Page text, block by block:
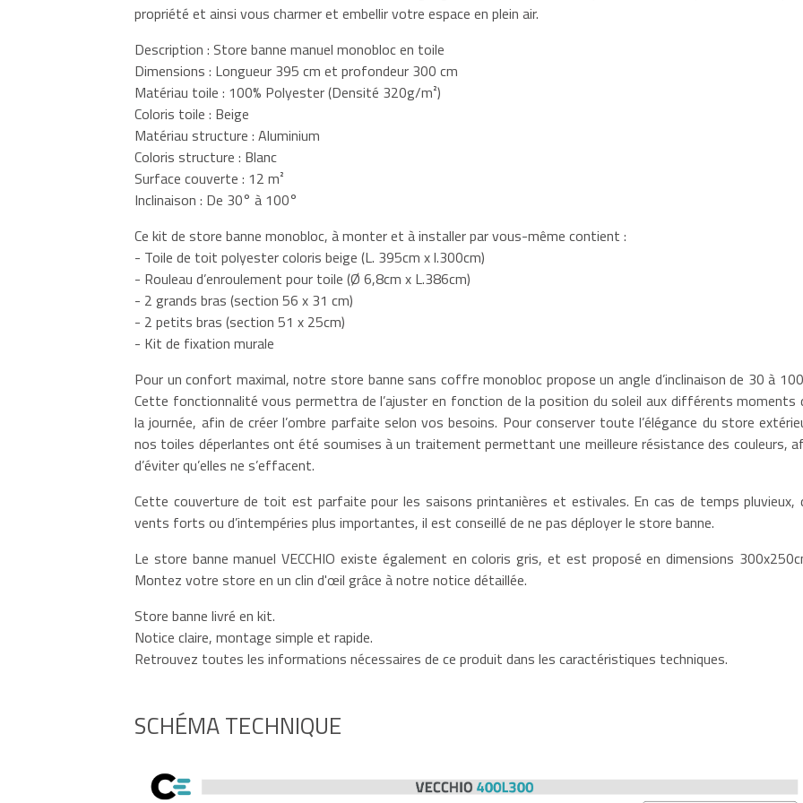
propriété et ainsi vous charmer et embellir votre espace en plein air.
Description : Store banne manuel monobloc en toile
Dimensions : Longueur 395 cm et profondeur 300 cm
Matériau toile : 100% Polyester (Densité 320g/m²)
Coloris toile : Beige
Matériau structure : Aluminium
Coloris structure : Blanc
Surface couverte : 12 m²
Inclinaison : De 30° à 100°
Ce kit de store banne monobloc, à monter et à installer par vous-même contient :
- Toile de toit polyester coloris beige (L. 395cm x l.300cm)
- Rouleau d’enroulement pour toile (Ø 6,8cm x L.386cm)
- 2 grands bras (section 56 x 31 cm)
- 2 petits bras (section 51 x 25cm)
- Kit de fixation murale
Pour un confort maximal, notre store banne sans coffre monobloc propose un angle d’inclinaison de 30 à
Cette fonctionnalité vous permettra de l’ajuster en fonction de la position du soleil aux différents moments
la journée, afin de créer l’ombre parfaite selon vos besoins. Pour conserver toute l’élégance du store
nos toiles déperlantes ont été soumises à un traitement permettant une meilleure résistance des couleurs,
d’éviter qu’elles ne s’effacent.
Cette couverture de toit est parfaite pour les saisons printanières et estivales. En cas de temps pluvieux,
vents forts ou d’intempéries plus importantes, il est conseillé de ne pas déployer le store banne.
Le store banne manuel VECCHIO existe également en coloris gris, et est proposé en dimensions
Montez votre store en un clin d'œil grâce à notre notice détaillée.
Store banne livré en kit.
Notice claire, montage simple et rapide.
Retrouvez toutes les informations nécessaires de ce produit dans les caractéristiques techniques.
SCHÉMA TECHNIQUE